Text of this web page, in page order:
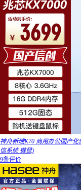
神舟新瑞K70 商用办公国产化
信系统 键鼠)
9条评价